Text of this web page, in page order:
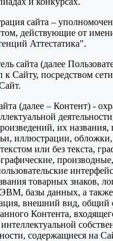
сайта –
действующие от
Аттестатика".
сайта (далее
Сайту, посредством
(далее – Контент) -
их названия,
иллюстрации,
или без текста,
товарных знаков,
базы данных, а также
внешний вид, общий
Контента,
содержащиеся на